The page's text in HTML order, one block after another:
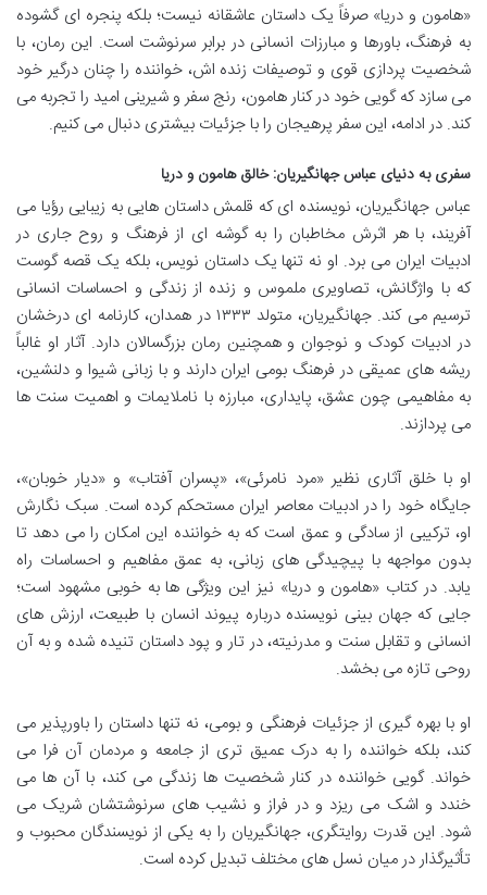
«هامون و دریا» صرفاً یک داستان عاشقانه نیست؛ بلکه پنجره ای گشوده
به فرهنگ، باورها و مبارزات انسانی در برابر سرنوشت است. این رمان، با
شخصیت پردازی قوی و توصیفات زنده اش، خواننده را چنان درگیر خود
می سازد که گویی خود در کنار هامون، رنج سفر و شیرینی امید را تجربه می
کند. در ادامه، این سفر پرهیجان را با جزئیات بیشتری دنبال می کنیم.
سفری به دنیای عباس جهانگیریان: خالق هامون و دریا
عباس جهانگیریان، نویسنده ای که قلمش داستان هایی به زیبایی رؤیا می
آفریند، با هر اثرش مخاطبان را به گوشه ای از فرهنگ و روح جاری در
ادبیات ایران می برد. او نه تنها یک داستان نویس، بلکه یک قصه گوست
که با واژگانش، تصاویری ملموس و زنده از زندگی و احساسات انسانی
ترسیم می کند. جهانگیریان، متولد ۱۳۳۳ در همدان، کارنامه ای درخشان
در ادبیات کودک و نوجوان و همچنین رمان بزرگسالان دارد. آثار او غالباً
ریشه های عمیقی در فرهنگ بومی ایران دارند و با زبانی شیوا و دلنشین،
به مفاهیمی چون عشق، پایداری، مبارزه با ناملایمات و اهمیت سنت ها
می پردازند.
او با خلق آثاری نظیر «مرد نامرئی»، «پسران آفتاب» و «دیار خوبان»،
جایگاه خود را در ادبیات معاصر ایران مستحکم کرده است. سبک نگارش
او، ترکیبی از سادگی و عمق است که به خواننده این امکان را می دهد تا
بدون مواجهه با پیچیدگی های زبانی، به عمق مفاهیم و احساسات راه
یابد. در کتاب «هامون و دریا» نیز این ویژگی ها به خوبی مشهود است؛
جایی که جهان بینی نویسنده درباره پیوند انسان با طبیعت، ارزش های
انسانی و تقابل سنت و مدرنیته، در تار و پود داستان تنیده شده و به آن
روحی تازه می بخشد.
او با بهره گیری از جزئیات فرهنگی و بومی، نه تنها داستان را باورپذیر می
کند، بلکه خواننده را به درک عمیق تری از جامعه و مردمان آن فرا می
خواند. گویی خواننده در کنار شخصیت ها زندگی می کند، با آن ها می
خندد و اشک می ریزد و در فراز و نشیب های سرنوشتشان شریک می
شود. این قدرت روایتگری، جهانگیریان را به یکی از نویسندگان محبوب و
تأثیرگذار در میان نسل های مختلف تبدیل کرده است.